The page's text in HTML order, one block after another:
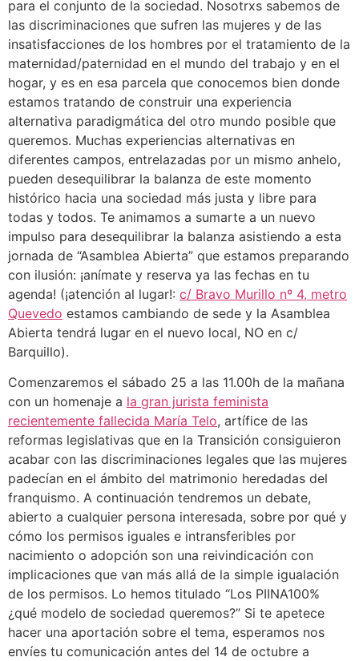
para el conjunto de la sociedad. Nosotrxs sabemos de
las discriminaciones que sufren las mujeres y de las
insatisfacciones de los hombres por el tratamiento de la
maternidad/paternidad en el mundo del trabajo y en el
hogar, y es en esa parcela que conocemos bien donde
estamos tratando de construir una experiencia
alternativa paradigmática del otro mundo posible que
queremos. Muchas experiencias alternativas en
diferentes campos, entrelazadas por un mismo anhelo,
pueden desequilibrar la balanza de este momento
histórico hacia una sociedad más justa y libre para
todas y todos. Te animamos a sumarte a un nuevo
impulso para desequilibrar la balanza asistiendo a esta
jornada de “Asamblea Abierta” que estamos preparando
con ilusión: ¡anímate y reserva ya las fechas en tu
agenda! (¡atención al lugar!: c/ Bravo Murillo nº 4, metro
Quevedo estamos cambiando de sede y la Asamblea
Abierta tendrá lugar en el nuevo local, NO en c/
Barquillo).
Comenzaremos el sábado 25 a las 11.00h de la mañana
con un homenaje a la gran jurista feminista
recientemente fallecida María Telo, artífice de las
reformas legislativas que en la Transición consiguieron
acabar con las discriminaciones legales que las mujeres
padecían en el ámbito del matrimonio heredadas del
franquismo. A continuación tendremos un debate,
abierto a cualquier persona interesada, sobre por qué y
cómo los permisos iguales e intransferibles por
nacimiento o adopción son una reivindicación con
implicaciones que van más allá de la simple igualación
de los permisos. Lo hemos titulado “Los PIINA100%
¿qué modelo de sociedad queremos?” Si te apetece
hacer una aportación sobre el tema, esperamos nos
envíes tu comunicación antes del 14 de octubre a